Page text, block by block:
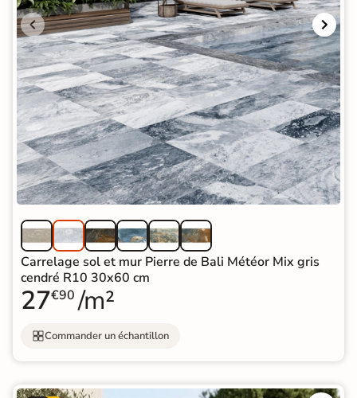
Carrelage sol et mur Pierre de Bali Météor Mix gris
cendré R10 30x60 cm
27€90 /m²
Commander un échantillon